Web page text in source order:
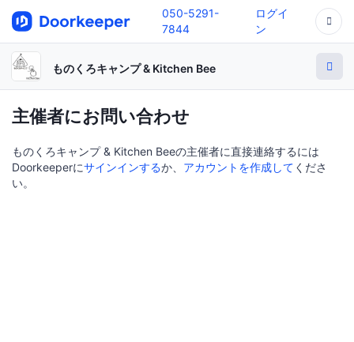
050-5291-
7844
ログイ
ン
ものくろキャンプ & Kitchen Bee
主催者にお問い合わせ
ものくろキャンプ & Kitchen Beeの主催者に直接連絡するには
Doorkeeperにサインインするか、 アカウントを作成して くださ
い。